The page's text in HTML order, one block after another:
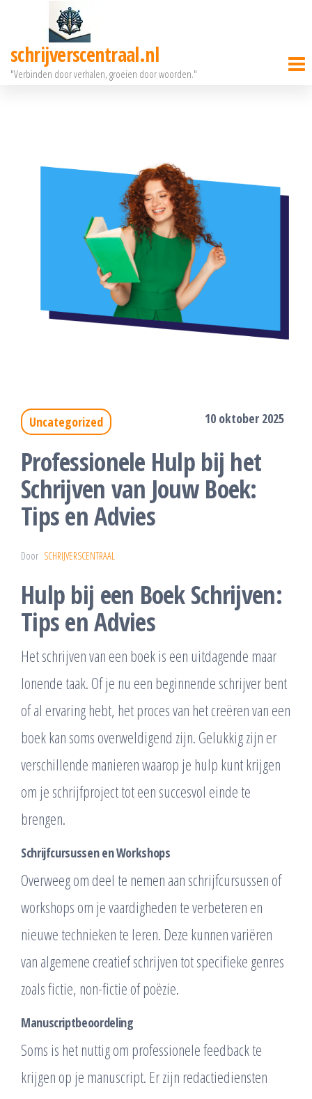
deschrijverscentraal.nl
"Verbinden door verhalen, groeien door woorden."
Uncategorized 10 oktober 2025
Professionele Hulp bij het
Schrijven van Jouw Boek:
Tips en Advies
Door SCHRIJVERSCENTRAAL
Hulp bij een Boek Schrijven:
Tips en Advies
Het schrijven van een boek is een uitdagende maar
lonende taak. Of je nu een beginnende schrijver bent
of al ervaring hebt, het proces van het creëren van een
boek kan soms overweldigend zijn. Gelukkig zijn er
verschillende manieren waarop je hulp kunt krijgen
om je schrijfproject tot een succesvol einde te
brengen.
Schrijfcursussen en Workshops
Overweeg om deel te nemen aan schrijfcursussen of
workshops om je vaardigheden te verbeteren en
nieuwe technieken te leren. Deze kunnen variëren
van algemene creatief schrijven tot specifieke genres
zoals fictie, non-fictie of poëzie.
Manuscriptbeoordeling
Soms is het nuttig om professionele feedback te
krijgen op je manuscript. Er zijn redactiediensten